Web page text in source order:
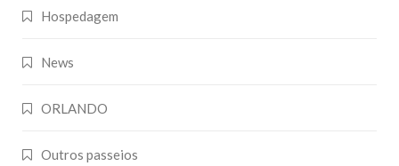
Hospedagem
News
ORLANDO
Outros passeios